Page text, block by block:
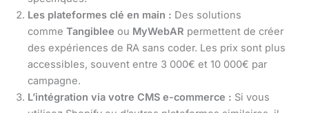
Les plateformes clé en main : Des solutions
comme Tangiblee ou MyWebAR permettent de créer
des expériences de RA sans coder. Les prix sont plus
accessibles, souvent entre 3 000€ et 10 000€ par
campagne.
L’intégration via votre CMS e-commerce : Si vous